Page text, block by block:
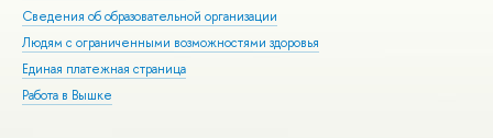
Сведения об образовательной организации
Людям с ограниченными возможностями здоровья
Единая платежная страница
Работа в Вышке